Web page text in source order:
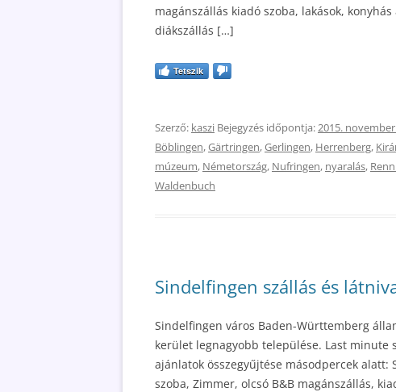
magánszállás kiadó szoba, lakások,
diákszállás […]
Tetszik
Szerző: kaszi Bejegyzés időpontja:2015.
Böblingen,Gärtringen,Gerlingen, Herrenberg,
múzeum, Németország, Nufringen, nyaralás,
Waldenbuch
Sindelfingen szállás és
Sindelfingen város Baden-Württemberg
kerület legnagyobb települése. Last minute
ajánlatok összegyűjtése másodpercek
szoba, Zimmer, olcsó B&B magánszállás,